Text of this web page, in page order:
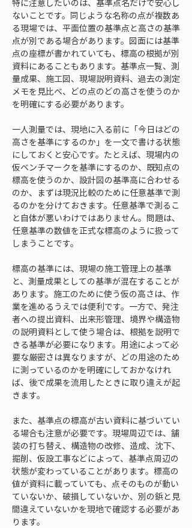
特に注意したいのは、基準点名だけで安心し
ないことです。同じような名称の点が複数あ
る現場では、平面位置の基準点と高さの基準
点が別である場合があります。図面には基準
点の座標が書かれていても、標高の根拠が別
資料にあることもあります。基準点一覧、測
量成果、施工図、現場説明資料、過去の測定
メモを見比べ、どの点のどの高さを使うのか
を明確にする必要があります。
一人測量では、現地に入る前に「今日はどの
高さを基準にするのか」を一文で書ける状態
にしておくと安心です。たとえば、現場内の
仮ベンチマークを基準にするのか、既知点の
標高を使うのか、設計図の基準高に合わせる
のか、まずは現況比較のために任意基準で測
るのかを分けておきます。任意基準で測るこ
と自体が悪いわけではありません。問題は、
任意基準の数値を正式な標高のように扱って
しまうことです。
標高の基準には、現場の施工管理上の基準
と、測量成果としての基準が混在することが
あります。施工のために使う仮の高さは、作
業を進めるうえでは便利です。一方で、発注
者への提出資料、出来形管理、境界や構造物
の説明資料として使う場合は、根拠を説明で
きる基準が必要になります。用途によって必
要な厳密さは異なりますが、どの用途のため
に測っているのかを明確にしておかなけれ
ば、後で成果を流用したときに取り違えが起
きます。
また、基準点の標高が古い資料に基づいてい
る場合も注意が必要です。現場周辺では、舗
装の打ち替え、構造物の改修、造成、沈下、
掘削、仮設工事などによって、基準点周辺の
状態が変わっていることがあります。標高の
値が資料に載っていても、点そのものが動い
ていないか、破損していないか、別の鋲と見
間違えていないかを現地で確認する必要があ
ります。